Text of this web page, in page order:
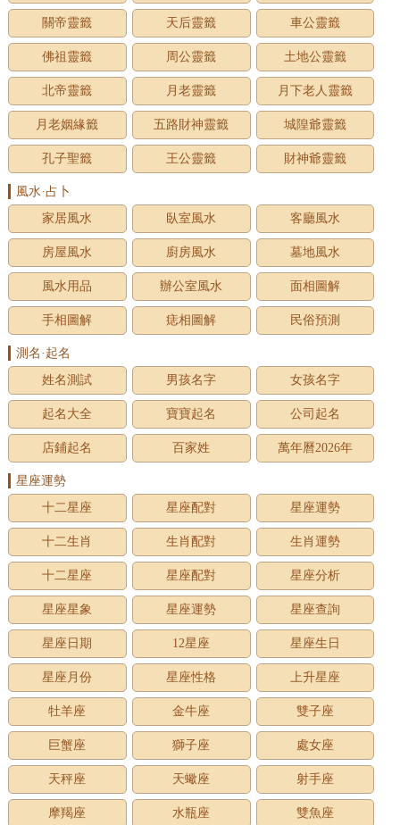
關帝靈籤 天后靈籤 車公靈籤
佛祖靈籤 周公靈籤 土地公靈籤
北帝靈籤 月老靈籤 月下老人靈籤
月老姻緣籤 五路財神靈籤 城隍爺靈籤
孔子聖籤 王公靈籤 財神爺靈籤
風水·占卜
家居風水
臥室風水 客廳風水
房屋風水 廚房風水 墓地風水
風水用品 辦公室風水 面相圖解
手相圖解 痣相圖解 民俗預測
測名·起名
姓名測試
男孩名字 女孩名字
起名大全 寶寶起名 公司起名
店鋪起名 百家姓 萬年曆2026年
星座運勢
十二星座
星座配對 星座運勢
十二生肖 生肖配對 生肖運勢
十二星座 星座配對 星座分析
星座星象 星座運勢 星座查詢
星座日期 12星座 星座生日
星座月份 星座性格 上升星座
牡羊座 金牛座 雙子座
巨蟹座 獅子座 處女座
天秤座 天蠍座 射手座
摩羯座 水瓶座 雙魚座